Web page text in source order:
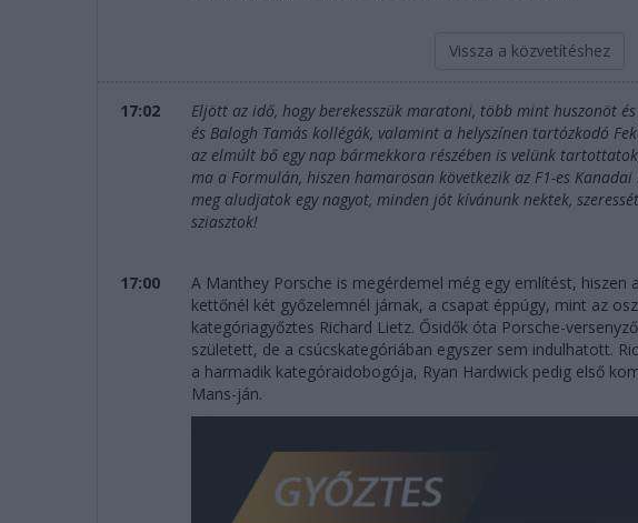
Vissza a közvetítéshez
17:02
Eljött az idő, hogy berekesszük maratoni, több mint huszonöt
és Balogh Tamás kollégák, valamint a helyszínen tartózkodó
az elmúlt bő egy nap bármekkora részében is velünk
ma a Formulán, hiszen hamarosan következik az F1-es
meg aludjatok egy nagyot, minden jót kívánunk nektek,
sziasztok!
17:00
A Manthey Porsche is megérdemel még egy említést,
kettőnél két győzelemnél járnak, a csapat éppúgy, mint az
kategóriagyőztes Richard Lietz. Ősidők óta Porsche-
született, de a csúcskategóriában egyszer sem indulhatott.
a harmadik kategóraidobogója, Ryan Hardwick pedig első
Mans-ján.